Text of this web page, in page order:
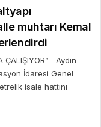
muhtarı Kemal
ÇALIŞIYOR” Aydın
İdaresi Genel
isale hattını